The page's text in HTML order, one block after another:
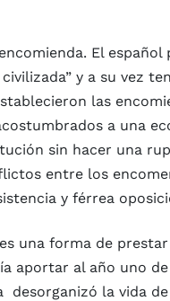
El
y a su vez
las
a una
sin hacer una
entre los
y férrea
una forma de
aportar al año uno
la vida